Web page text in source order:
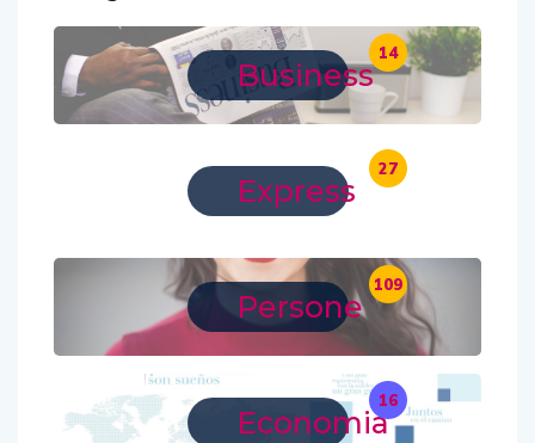
Business
14
Express
27
Persone
109
Economia
16